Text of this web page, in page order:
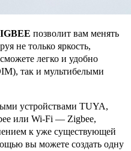
позволит вам менять
не только яркость,
легко и удобно
так и мультибелыми
устройствами TUYA,
или Wi-Fi — Zigbee,
к уже существующей
вы можете создать одну